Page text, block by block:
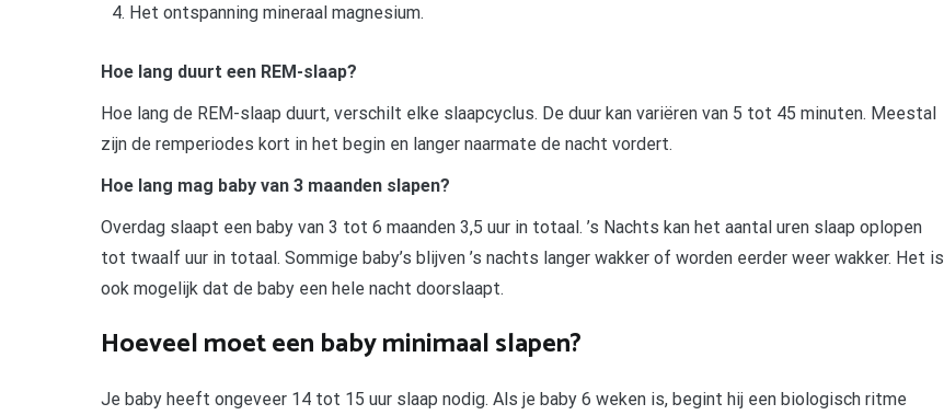
Het ontspanning mineraal magnesium.
Hoe lang duurt een REM-slaap?
Hoe lang de REM-slaap duurt, verschilt elke slaapcyclus. De duur kan variëren van 5 tot 45 minuten. Meestal
zijn de remperiodes kort in het begin en langer naarmate de nacht vordert.
Hoe lang mag baby van 3 maanden slapen?
Overdag slaapt een baby van 3 tot 6 maanden 3,5 uur in totaal. ’s Nachts kan het aantal uren slaap oplopen
tot twaalf uur in totaal. Sommige baby’s blijven ’s nachts langer wakker of worden eerder weer wakker. Het is
ook mogelijk dat de baby een hele nacht doorslaapt.
Hoeveel moet een baby minimaal slapen?
Je baby heeft ongeveer 14 tot 15 uur slaap nodig. Als je baby 6 weken is, begint hij een biologisch ritme